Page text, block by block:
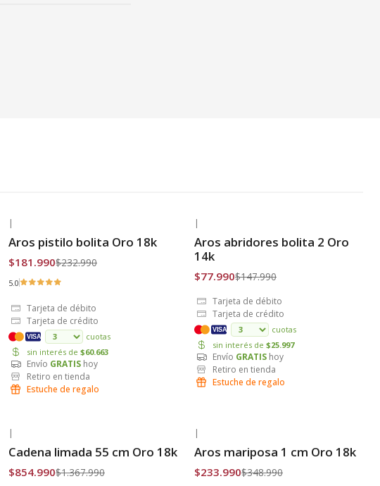
Envío Gratis
|
Aros pistilo bolita Oro 18k
$181.990$232.990
5.0
Tarjeta de débito
Tarjeta de crédito
VISA
cuotas
sin interés de $60.663
Envío GRATIS hoy
Retiro en tienda
Estuche de regalo
Envío Gratis
|
Aros abridores bolita 2 Oro
14k
$77.990$147.990
Tarjeta de débito
Tarjeta de crédito
VISA
cuotas
sin interés de $25.997
Envío GRATIS hoy
Retiro en tienda
Estuche de regalo
Envío Gratis
|
Cadena limada 55 cm Oro 18k
$854.990$1.367.990
Envío Gratis
|
Aros mariposa 1 cm Oro 18k
$233.990$348.990